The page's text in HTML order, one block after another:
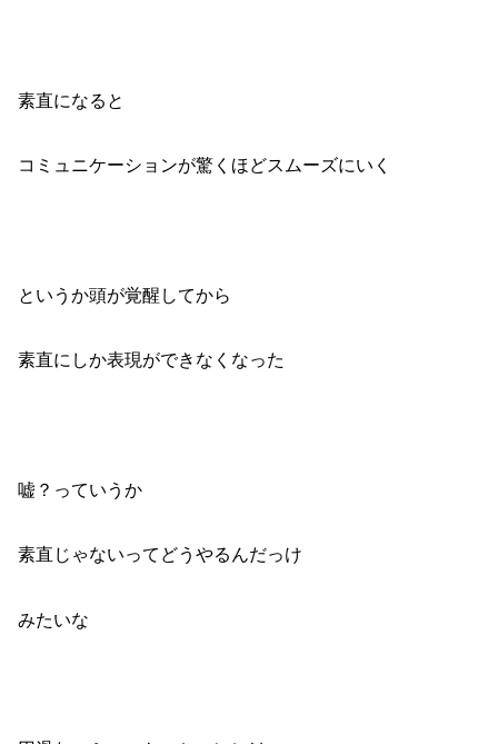
素直になると
コミュニケーションが驚くほどスムーズにいく
というか頭が覚醒してから
素直にしか表現ができなくなった
嘘？っていうか
素直じゃないってどうやるんだっけ
みたいな